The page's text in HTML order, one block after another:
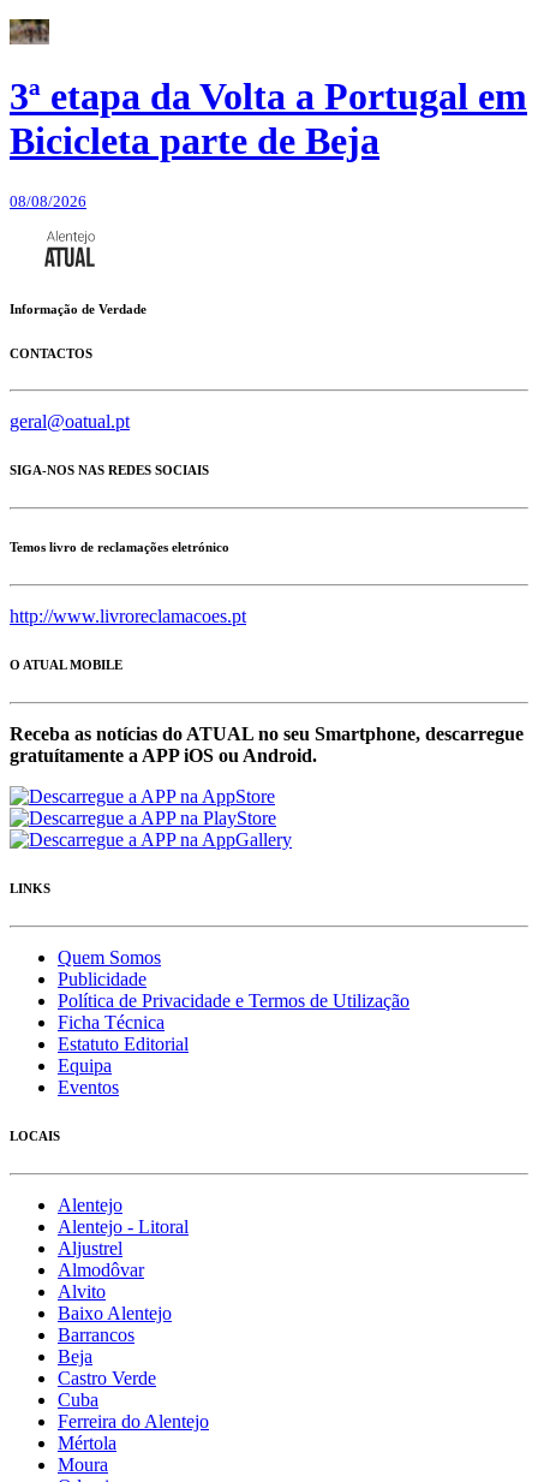
3ª etapa da Volta a Portugal em
Bicicleta parte de Beja
08/08/2026
Informação de Verdade
CONTACTOS
geral@oatual.pt
SIGA-NOS NAS REDES SOCIAIS
Temos livro de reclamações eletrónico
http://www.livroreclamacoes.pt
O ATUAL MOBILE
Receba as notícias do ATUAL no seu Smartphone, descarregue
gratuítamente a APP iOS ou Android.
LINKS
Quem Somos
Publicidade
Política de Privacidade e Termos de Utilização
Ficha Técnica
Estatuto Editorial
Equipa
Eventos
LOCAIS
Alentejo
Alentejo - Litoral
Aljustrel
Almodôvar
Alvito
Baixo Alentejo
Barrancos
Beja
Castro Verde
Cuba
Ferreira do Alentejo
Mértola
Moura